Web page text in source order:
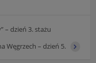
– dzień 3. stażu
Węgrzech – dzień 5.